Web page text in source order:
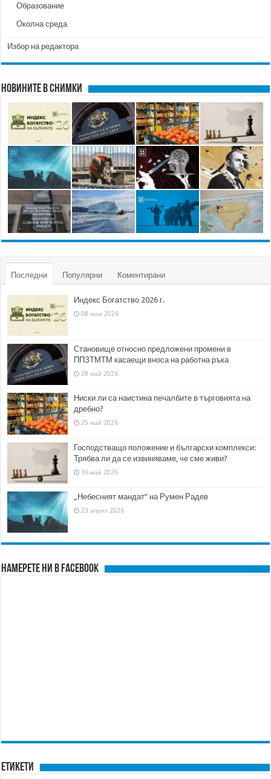
Образование
Околна среда
Избор на редактора
Новините в снимки
Последни Популярни Коментирани
Индекс Богатство 2026 г.
08 юни 2026
Становище относно предложени промени в
ППЗТМТМ касаещи вноса на работна ръка
28 май 2026
Ниски ли са наистина печалбите в търговията на
дребно?
25 май 2026
Господстващо положение и български комплекси:
Трябва ли да се извиняваме, че сме живи?
16 май 2026
„Небесният мандат“ на Румен Радев
23 април 2026
Намерете ни в FACEBOOK
Етикети